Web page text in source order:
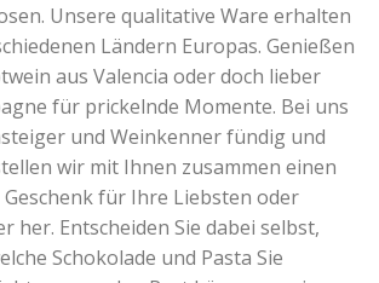
Unsere qualitative Ware erhalten
Ländern Europas. Genießen
aus Valencia oder doch lieber
für prickelnde Momente. Bei uns
und Weinkenner fündig und
wir mit Ihnen zusammen einen
für Ihre Liebsten oder
her. Entscheiden Sie dabei selbst,
Schokolade und Pasta Sie